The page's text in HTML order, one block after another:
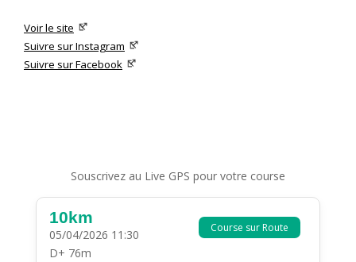
Voir le site
Suivre sur Instagram
Suivre sur Facebook
Souscrivez au Live GPS pour votre course
Course sur Route
10km
05/04/2026 11:30
D+ 76m